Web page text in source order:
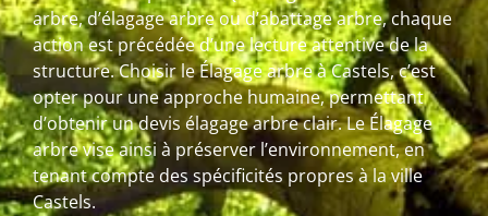
arbre, d’élagage arbre ou d’abattage arbre, chaque
action est précédée d’une lecture attentive de la
structure. Choisir le Élagage arbre à Castels, c’est
opter pour une approche humaine, permettant
d’obtenir un devis élagage arbre clair. Le Élagage
arbre vise ainsi à préserver l’environnement, en
tenant compte des spécificités propres à la ville
Castels.